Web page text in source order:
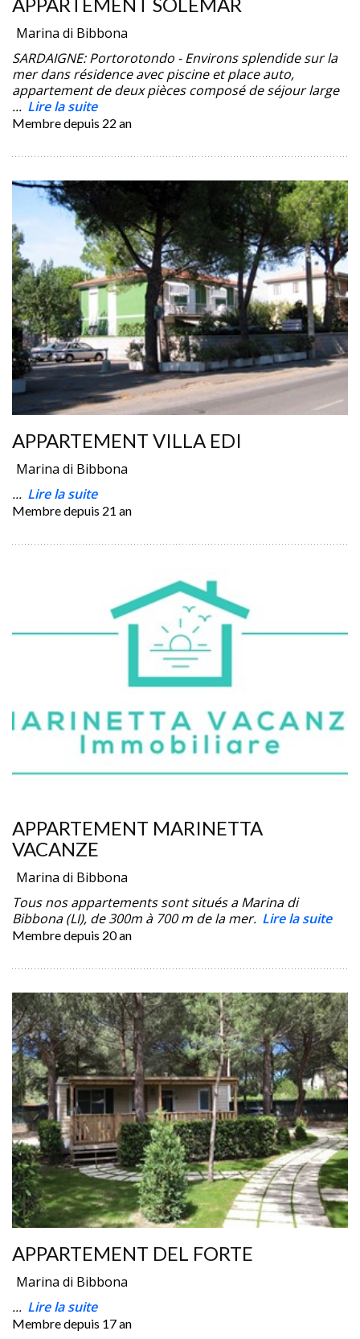
Marina di Bibbona
SARDAIGNE: Portorotondo - Environs splendide sur la
mer dans résidence avec piscine et place auto,
appartement de deux pièces composé de séjour large
... Lire la suite
Membre depuis 22 an
APPARTEMENT VILLA EDI
Marina di Bibbona
... Lire la suite
Membre depuis 21 an
APPARTEMENT MARINETTA
VACANZE
Marina di Bibbona
Tous nos appartements sont situés a Marina di
Bibbona (LI), de 300m à 700 m de la mer. Lire la suite
Membre depuis 20 an
APPARTEMENT DEL FORTE
Marina di Bibbona
... Lire la suite
Membre depuis 17 an